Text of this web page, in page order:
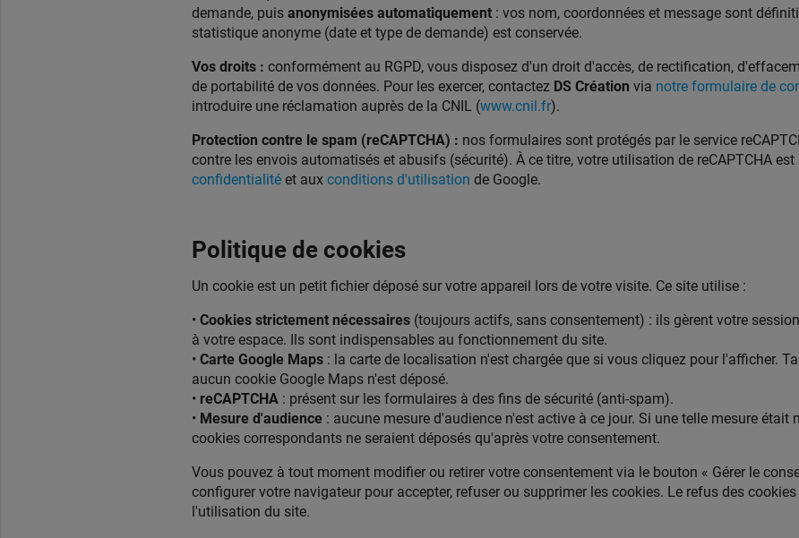
demande, puis anonymisées automatiquement: vos nom, coordonnées et message sont
statistique anonyme (date et type de demande) est conservée.
Vos droits : conformément au RGPD, vous disposez d'un droit d'accès, de rectification,
de portabilité de vos données. Pour les exercer, contactez DS Création via notre formulaire de
introduire une réclamation auprès de la CNIL (www.cnil.fr).
Protection contre le spam (reCAPTCHA) : nos formulaires sont protégés par le service
contre les envois automatisés et abusifs (sécurité). À ce titre, votre utilisation de reCAPTCHA
confidentialitéet aux conditions d'utilisation de Google.
Politique de cookies
Un cookie est un petit fichier déposé sur votre appareil lors de votre visite. Ce site utilise :
• Cookies strictement nécessaires(toujours actifs, sans consentement) : ils gèrent votre
à votre espace. Ils sont indispensables au fonctionnement du site.
• Carte Google Maps: la carte de localisation n'est chargée que si vous cliquez pour l'afficher.
aucun cookie Google Maps n'est déposé.
• reCAPTCHA: présent sur les formulaires à des fins de sécurité (anti-spam).
• Mesure d'audience: aucune mesure d'audience n'est active à ce jour. Si une telle mesure était
cookies correspondants ne seraient déposés qu'après votre consentement.
Vous pouvez à tout moment modifier ou retirer votre consentement via le bouton « Gérer le
configurer votre navigateur pour accepter, refuser ou supprimer les cookies. Le refus des
l'utilisation du site.